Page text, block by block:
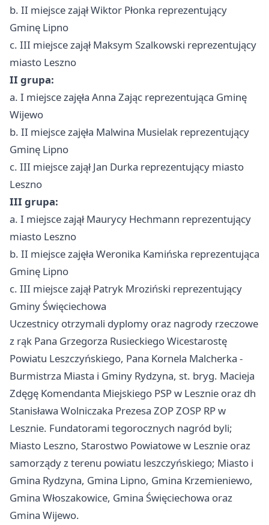
b. II miejsce zajął Wiktor Płonka reprezentujący
Gminę Lipno
c. III miejsce zajął Maksym Szalkowski reprezentujący
miasto Leszno
II grupa:
a. I miejsce zajęła Anna Zając reprezentująca Gminę
Wijewo
b. II miejsce zajęła Malwina Musielak reprezentujący
Gminę Lipno
c. III miejsce zajął Jan Durka reprezentujący miasto
Leszno
III grupa:
a. I miejsce zajął Maurycy Hechmann reprezentujący
miasto Leszno
b. II miejsce zajęła Weronika Kamińska reprezentująca
Gminę Lipno
c. III miejsce zajął Patryk Mroziński reprezentujący
Gminy Święciechowa
Uczestnicy otrzymali dyplomy oraz nagrody rzeczowe
z rąk Pana Grzegorza Rusieckiego Wicestarostę
Powiatu Leszczyńskiego, Pana Kornela Malcherka -
Burmistrza Miasta i Gminy Rydzyna, st. bryg. Macieja
Zdęgę Komendanta Miejskiego PSP w Lesznie oraz dh
Stanisława Wolniczaka Prezesa ZOP ZOSP RP w
Lesznie. Fundatorami tegorocznych nagród byli;
Miasto Leszno, Starostwo Powiatowe w Lesznie oraz
samorządy z terenu powiatu leszczyńskiego; Miasto i
Gmina Rydzyna, Gmina Lipno, Gmina Krzemieniewo,
Gmina Włoszakowice, Gmina Święciechowa oraz
Gmina Wijewo.